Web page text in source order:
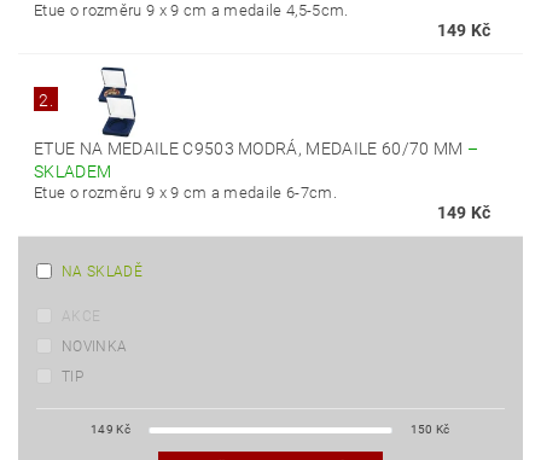
Etue o rozměru 9 x 9 cm a medaile 4,5-5cm.
149 Kč
2.
ETUE NA MEDAILE C9503 MODRÁ, MEDAILE 60/70 MM –
SKLADEM
Etue o rozměru 9 x 9 cm a medaile 6-7cm.
149 Kč
NA SKLADĚ
AKCE
NOVINKA
TIP
149 Kč 150 Kč